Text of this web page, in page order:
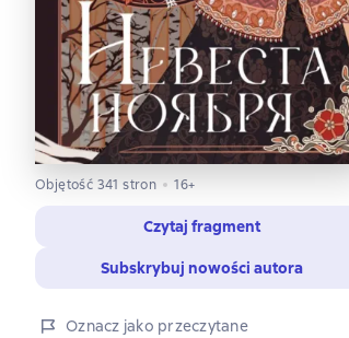
Objętość 341 stron 16+
Czytaj fragment
Subskrybuj nowości autora
Oznacz jako przeczytane